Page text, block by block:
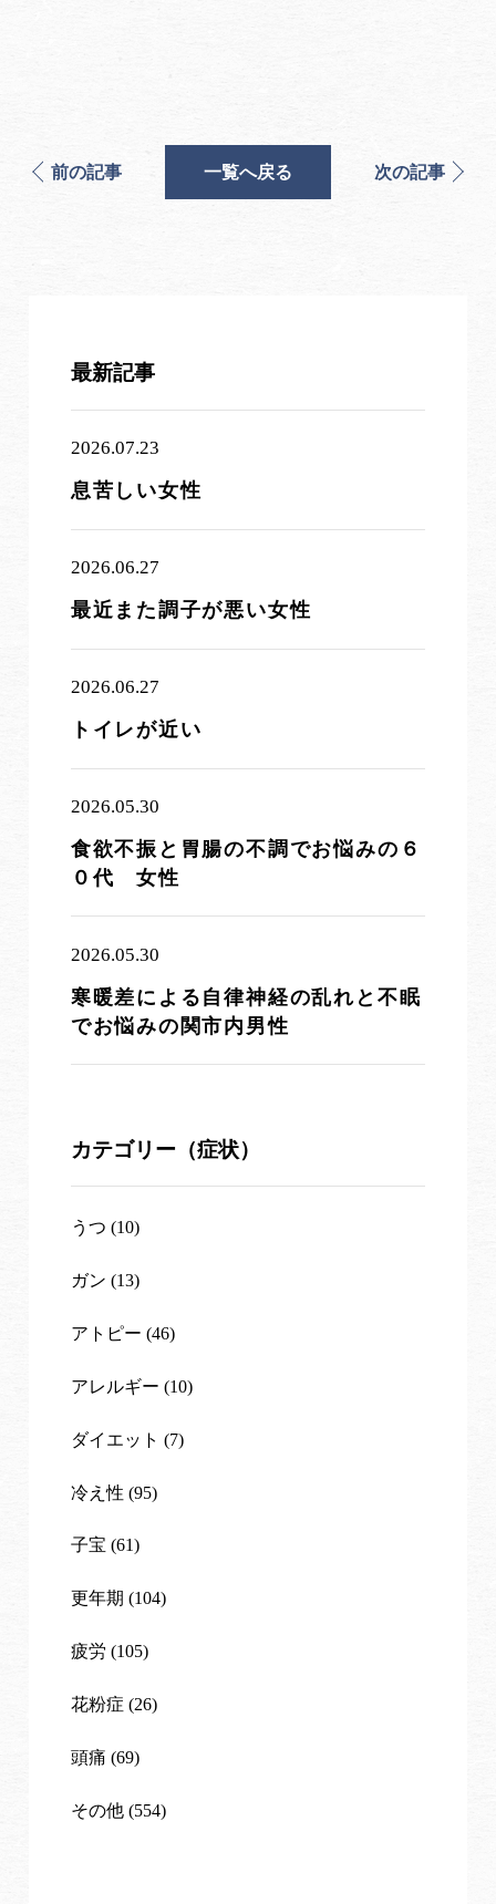
前の記事 一覧へ戻る 次の記事
最新記事
2026.07.23
息苦しい女性
2026.06.27
最近また調子が悪い女性
2026.06.27
トイレが近い
2026.05.30
食欲不振と胃腸の不調でお悩みの６
０代 女性
2026.05.30
寒暖差による自律神経の乱れと不眠
でお悩みの関市内男性
カテゴリー（症状）
うつ (10)
ガン (13)
アトピー (46)
アレルギー (10)
ダイエット (7)
冷え性 (95)
子宝 (61)
更年期 (104)
疲労 (105)
花粉症 (26)
頭痛 (69)
その他 (554)